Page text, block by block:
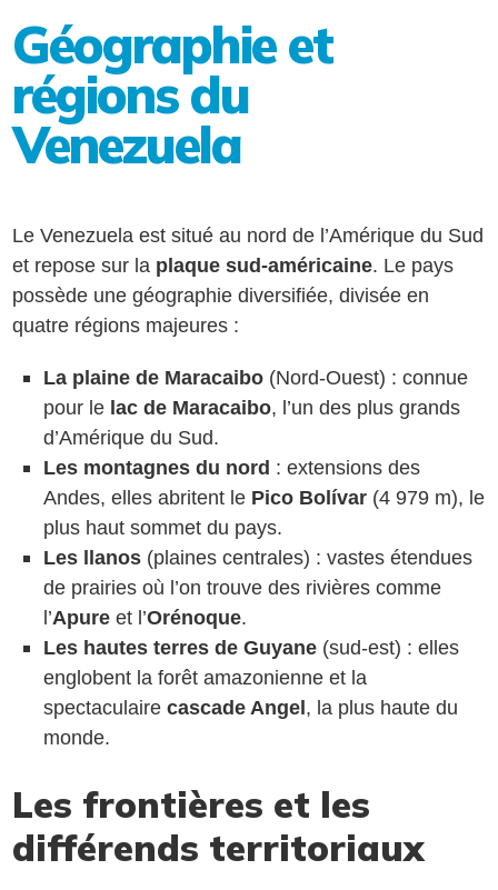
Géographie et
régions du
Venezuela
Le Venezuela est situé au nord de l’Amérique du Sud
et repose sur la plaque sud-américaine. Le pays
possède une géographie diversifiée, divisée en
quatre régions majeures :
La plaine de Maracaibo(Nord-Ouest) : connue
pour le lac de Maracaibo, l’un des plus grands
d’Amérique du Sud.
Les montagnes du nord : extensions des
Andes, elles abritent le Pico Bolívar(4 979 m), le
plus haut sommet du pays.
Les llanos(plaines centrales) : vastes étendues
de prairies où l’on trouve des rivières comme
l’Apureet l’Orénoque.
Les hautes terres de Guyane(sud-est) : elles
englobent la forêt amazonienne et la
spectaculaire cascade Angel, la plus haute du
monde.
Les frontières et les
différends territoriaux